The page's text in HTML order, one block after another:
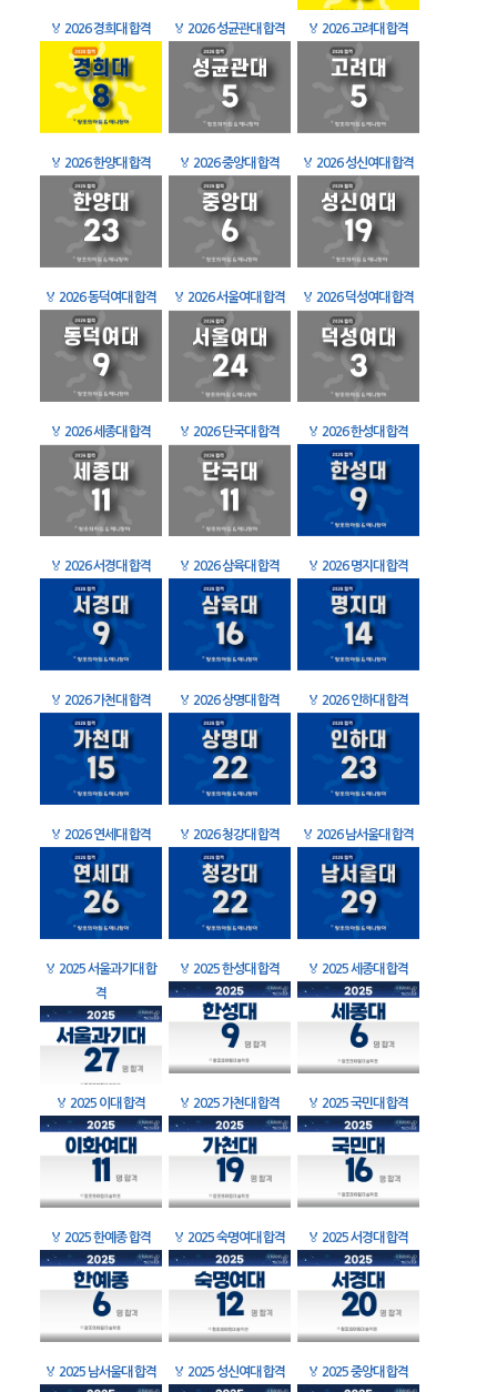
🏅 2026 경희대 합격 🏅 2026 성균관대 합격 🏅 2026 고려대 합격
🏅 2026 한양대 합격 🏅 2026 중앙대 합격 🏅 2026 성신여대 합격
🏅 2026 동덕여대 합격 🏅 2026 서울여대 합격 🏅 2026 덕성여대 합격
🏅 2026 세종대 합격 🏅 2026 단국대 합격 🏅 2026 한성대 합격
🏅 2026 서경대 합격 🏅 2026 삼육대 합격 🏅 2026 명지대 합격
🏅 2026 가천대 합격 🏅 2026 상명대 합격 🏅 2026 인하대 합격
🏅 2026 연세대 합격 🏅 2026 청강대 합격 🏅 2026 남서울대 합격
🏅 2025 서울과기대 합
격
🏅 2025 한성대 합격 🏅 2025 세종대 합격
🏅 2025 이대 합격 🏅 2025 가천대 합격 🏅 2025 국민대 합격
🏅 2025 한예종 합격 🏅 2025 숙명여대 합격 🏅 2025 서경대 합격
🏅 2025 남서울대 합격 🏅 2025 성신여대 합격 🏅 2025 중앙대 합격